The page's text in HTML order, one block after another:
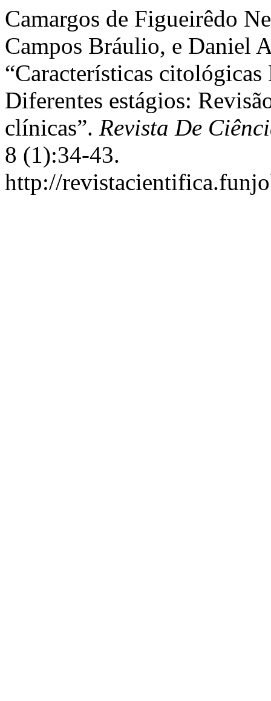
Camargos de Figueirêdo
Campos Bráulio, e Daniel
“Características
Diferentes estágios:
clínicas”. Revista De
8 (1):34-43.
http://